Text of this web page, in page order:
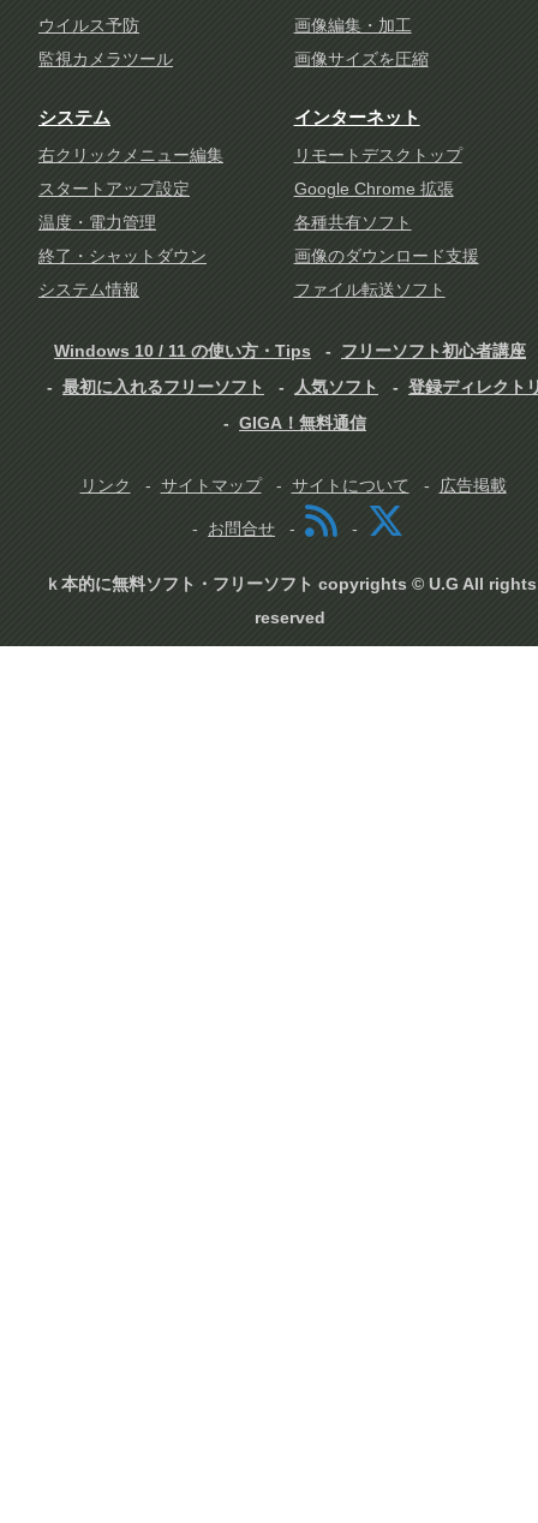
ウイルス予防
監視カメラツール
画像編集・加工
画像サイズを圧縮
システム
右クリックメニュー編集
スタートアップ設定
温度・電力管理
終了・シャットダウン
システム情報
インターネット
リモートデスクトップ
Google Chrome 拡張
各種共有ソフト
画像のダウンロード支援
ファイル転送ソフト
Windows 10 / 11 の使い方・Tips
フリーソフト初心者講座
最初に入れるフリーソフト
人気ソフト
登録ディレクト
GIGA！無料通信
リンク サイトマップ サイトについて 広告掲載
お問合せ
ｋ本的に無料ソフト・フリーソフト copyrights © U.G All rights
reserved